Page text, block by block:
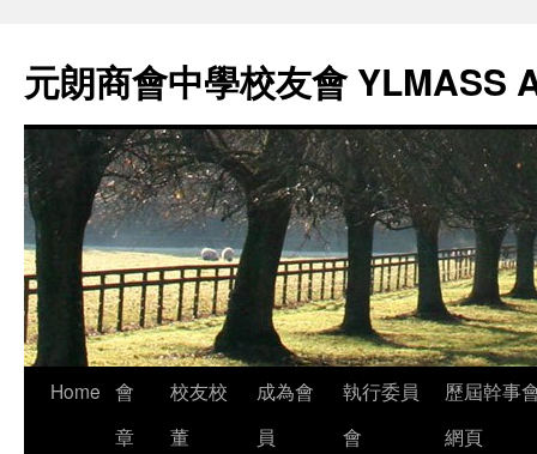
元朗商會中學校友會 YLMASS
Skip
Home 會
章
校友校
董
成為會
員
執行委員
會
歷屆幹事
網頁